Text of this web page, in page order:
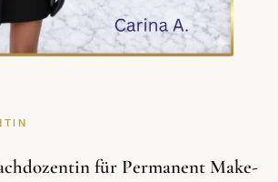
für Permanent Make-